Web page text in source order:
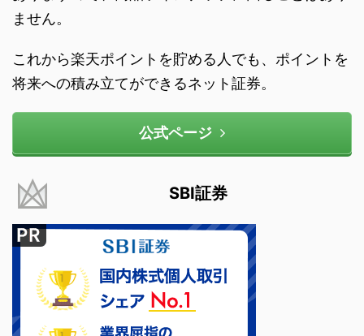
ません。
これから楽天ポイントを貯める人でも、ポイントを
将来への積み立てができるネット証券。
公式ページ
SBI証券